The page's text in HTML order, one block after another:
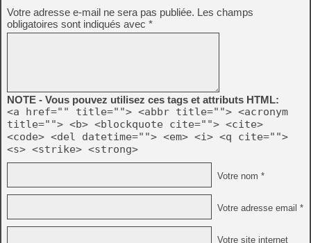
Votre adresse e-mail ne sera pas publiée. Les champs
obligatoires sont indiqués avec *
NOTE - Vous pouvez utilisez ces tags et attributs HTML:
<a href="" title=""> <abbr title=""> <acronym
title=""> <b> <blockquote cite=""> <cite>
<code> <del datetime=""> <em> <i> <q cite="">
<s> <strike> <strong>
Votre nom *
Votre adresse email *
Votre site internet